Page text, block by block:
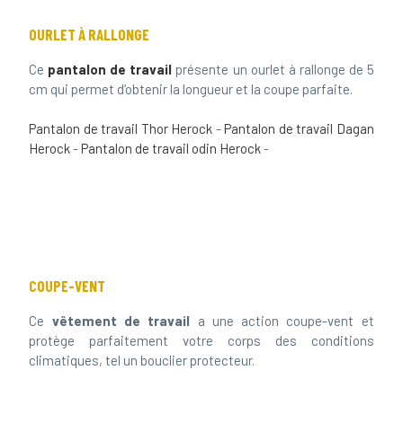
Cepantalon de travail
cm qui permet d’obtenir la longueur et la coupe parfaite.
Herock- Pantalon de travail odin Herock-
Cevêtement de travail
protège parfaitement votre corps des conditions
climatiques, tel un bouclier protecteur.